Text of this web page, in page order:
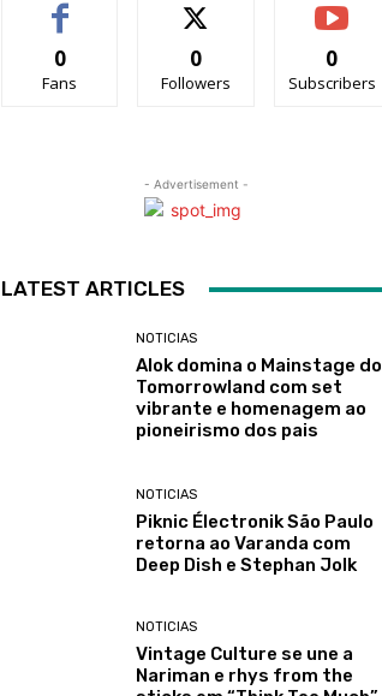
0
Fans
0
Followers
0
Subscribers
- Advertisement -
LATEST ARTICLES
NOTICIAS
Alok domina o Mainstage do
Tomorrowland com set
vibrante e homenagem ao
pioneirismo dos pais
NOTICIAS
Piknic Électronik São Paulo
retorna ao Varanda com
Deep Dish e Stephan Jolk
NOTICIAS
Vintage Culture se une a
Nariman e rhys from the